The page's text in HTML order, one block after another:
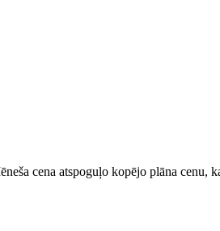
cena atspoguļo kopējo plāna cenu,